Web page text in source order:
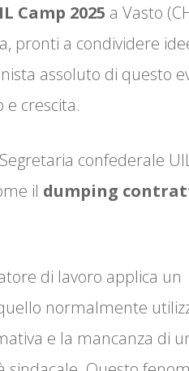
Camp 2025 a Vasto
pronti a condividere
assoluto di questo
e crescita.
confederale
il dumping
di lavoro applica un
normalmente
e la mancanza di